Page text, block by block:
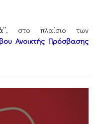
, στο πλαίσιο των
Ανοικτής Πρόσβασης